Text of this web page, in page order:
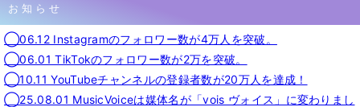
お知らせ
◯06.12 Instagramのフォロワー数が4万人を突破。
◯06.01 TikTokのフォロワー数が2万を突破。
◯10.11 YouTubeチャンネルの登録者数が20万人を達成！
◯25.08.01 MusicVoiceは媒体名が「vois ヴォイス」に変わりまし